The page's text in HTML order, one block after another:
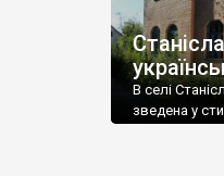
В селі
зведена у